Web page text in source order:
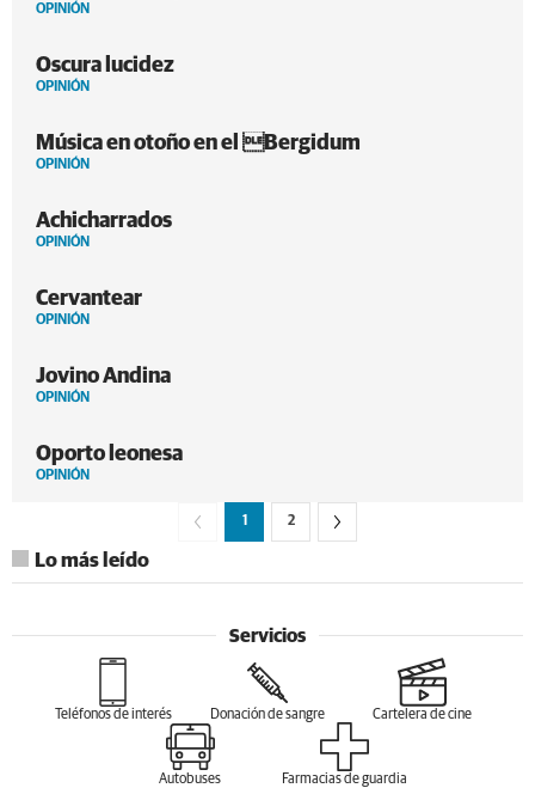
OPINIÓN
Oscura lucidez
OPINIÓN
Música en otoño en el Bergidum
OPINIÓN
Achicharrados
OPINIÓN
Cervantear
OPINIÓN
Jovino Andina
OPINIÓN
Oporto leonesa
OPINIÓN
1 2
Lo más leído
Servicios
Teléfonos de interés Donación de sangre Cartelera de cine
Autobuses Farmacias de guardia